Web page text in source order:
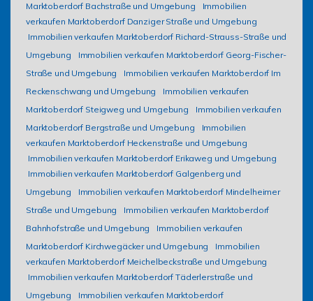
Marktoberdorf Bachstraße und Umgebung
Immobilien
verkaufen Marktoberdorf Danziger Straße und Umgebung
Immobilien verkaufen Marktoberdorf Richard-Strauss-Straße und
Umgebung
Immobilien verkaufen Marktoberdorf Georg-Fischer-
Straße und Umgebung
Immobilien verkaufen Marktoberdorf Im
Reckenschwang und Umgebung
Immobilien verkaufen
Marktoberdorf Steigweg und Umgebung
Immobilien verkaufen
Marktoberdorf Bergstraße und Umgebung
Immobilien
verkaufen Marktoberdorf Heckenstraße und Umgebung
Immobilien verkaufen Marktoberdorf Erikaweg und Umgebung
Immobilien verkaufen Marktoberdorf Galgenberg und
Umgebung
Immobilien verkaufen Marktoberdorf Mindelheimer
Straße und Umgebung
Immobilien verkaufen Marktoberdorf
Bahnhofstraße und Umgebung
Immobilien verkaufen
Marktoberdorf Kirchwegäcker und Umgebung
Immobilien
verkaufen Marktoberdorf Meichelbeckstraße und Umgebung
Immobilien verkaufen Marktoberdorf Täderlerstraße und
Umgebung
Immobilien verkaufen Marktoberdorf